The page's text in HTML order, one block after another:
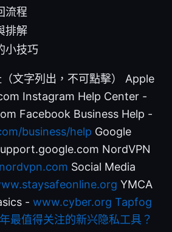
流程
排解
小技巧
文字列出，不可點擊） Apple
Instagram Help Center -
Facebook Business Help -
business/help Google
NordVPN
Social Media
YMCA
- www.cyber.org Tapfog
最值得关注的新兴隐私工具？